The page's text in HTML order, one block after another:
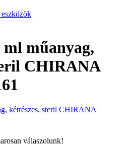
eszközök
ml műanyag,
CHIRANA
válaszolunk!